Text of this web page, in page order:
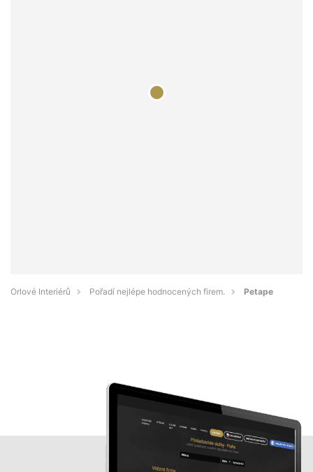
Orlové Interiérů Pořadí nejlépe hodnocených firem. Petape